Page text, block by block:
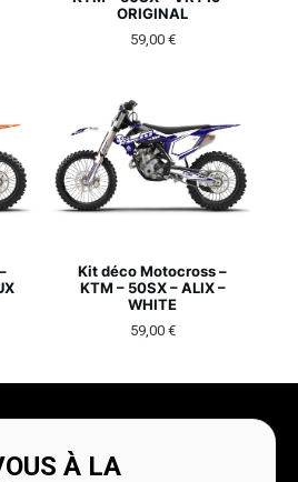
ORIGINAL
59,00 €
Kit déco Motocross –
KTM – 50SX – ALIX –
WHITE
59,00 €
À LA